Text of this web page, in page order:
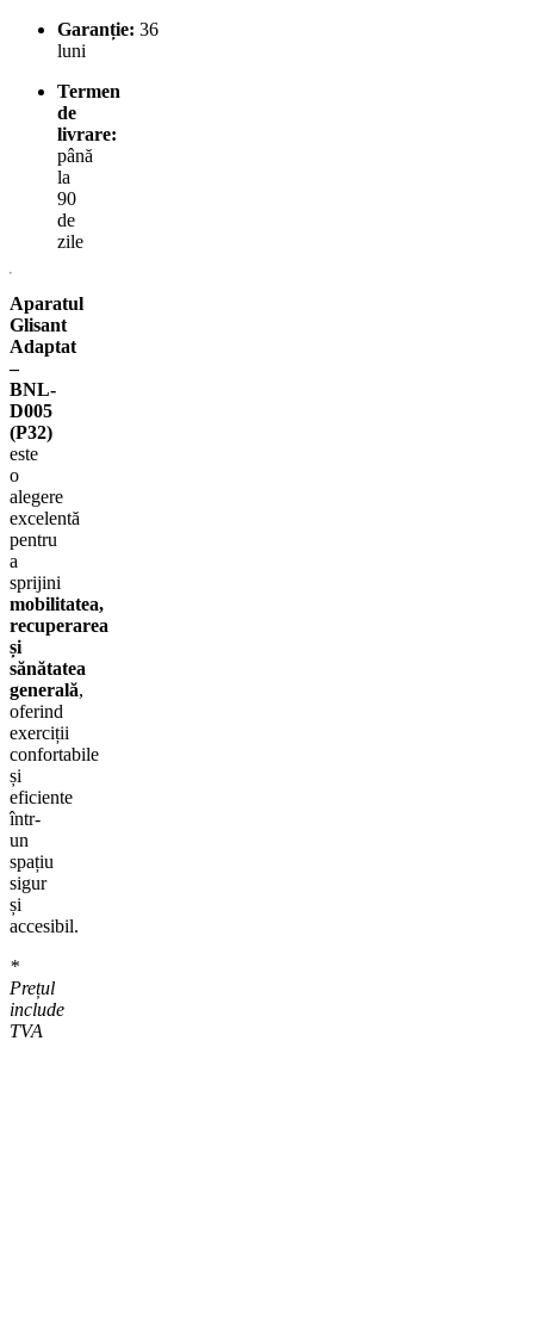
Garanție: 36
luni
Termen
de
livrare:
până
la
90
de
zile
Aparatul
Glisant
Adaptat
–
BNL-
D005
(P32)
este
o
alegere
excelentă
pentru
a
sprijini
mobilitatea,
recuperarea
și
sănătatea
generală,
oferind
exerciții
confortabile
și
eficiente
într-
un
spațiu
sigur
și
accesibil.
*
Prețul
include
TVA